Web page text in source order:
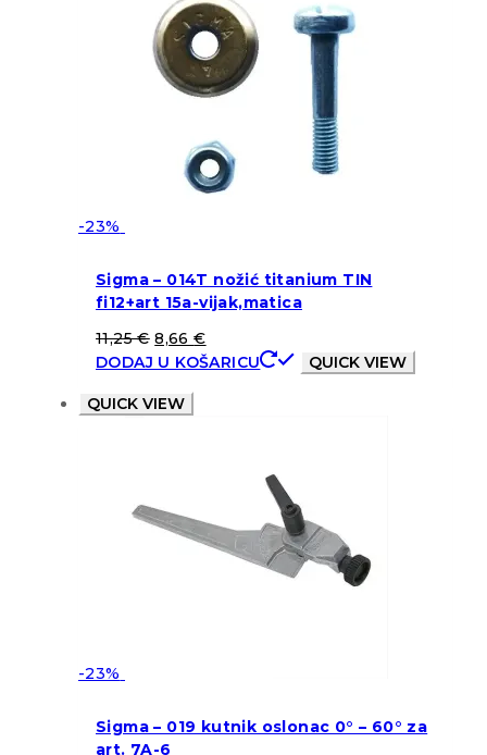
-23%
Sigma – 014T nožić titanium TIN
fi12+art 15a-vijak,matica
11,25€ 8,66€
DODAJ U KOŠARICU
QUICK VIEW
QUICK VIEW
-23%
Sigma – 019 kutnik oslonac 0° – 60° za
art. 7A-6